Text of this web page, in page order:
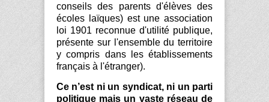
conseils des parents d'élèves des
écoles laïques) est une association
loi 1901 reconnue d'utilité publique,
présente sur l'ensemble du territoire
y compris dans les établissements
français à l'étranger).
Ce n’est ni un syndicat, ni un parti
politique mais un vaste réseau de